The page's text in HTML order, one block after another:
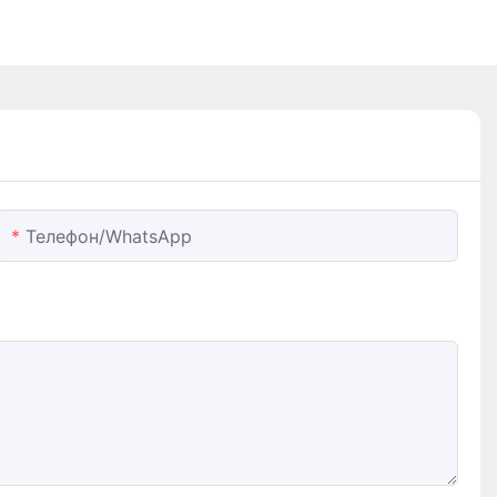
Телефон/WhatsApp